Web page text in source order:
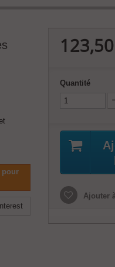
pour
Quantité
Ajouter